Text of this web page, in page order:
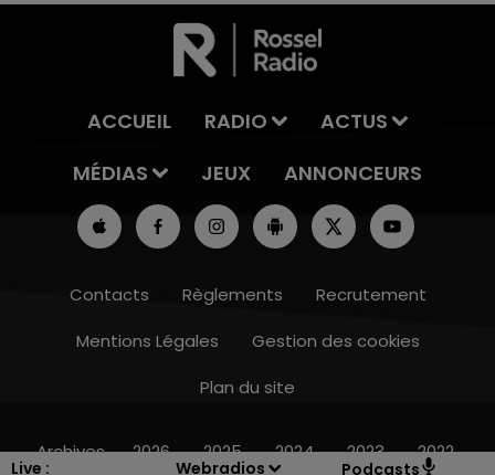
Live : Webradios Podcasts
ACCUEIL RADIO
ACTUS
MÉDIAS
JEUX ANNONCEURS
Contacts Règlements
Recrutement
Mentions Légales
Gestion des cookies
Plan du site
Archives 2026 2025 2024 2023 2022